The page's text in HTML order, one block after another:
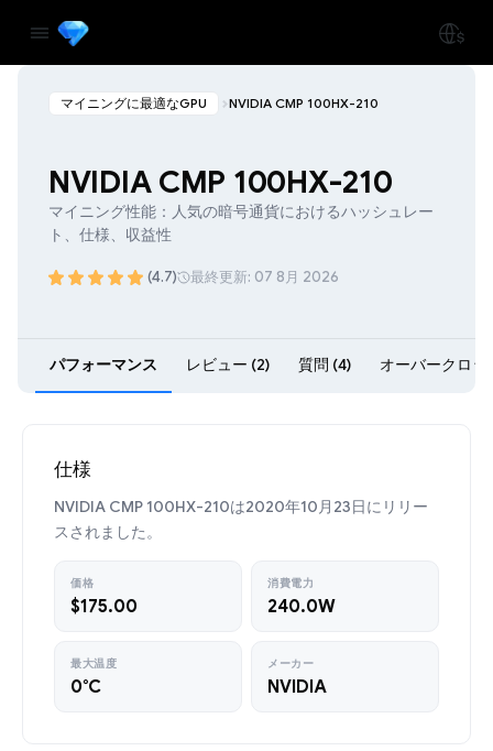
マイニングに最適なGPU NVIDIA CMP 100HX-210
NVIDIA CMP 100HX-210
マイニング性能：人気の暗号通貨におけるハッシュレー
ト、仕様、収益性
(4.7) 最終更新: 07 8月 2026
パフォーマンス レビュー (2) 質問 (4) オーバークロッ
仕様
NVIDIA CMP 100HX-210は2020年10月23日にリリー
スされました。
価格
$175.00
消費電力
240.0W
最大温度
0°C
メーカー
NVIDIA